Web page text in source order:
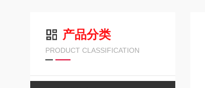
产品分类
PRODUCT CLASSIFICATION